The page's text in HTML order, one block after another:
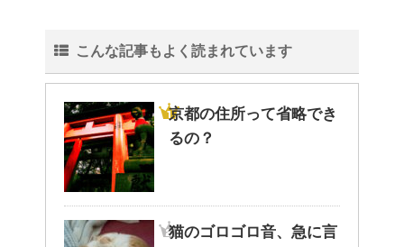
こんな記事もよく読まれています
京都の住所って省略でき
るの？
猫のゴロゴロ音、急に言